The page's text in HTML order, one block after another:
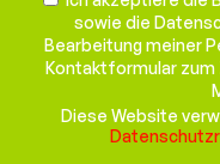
sowie die
Bearbeitung meiner
Kontaktformular
Diese Website